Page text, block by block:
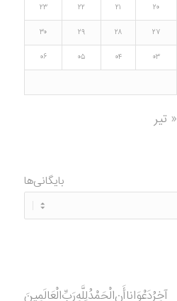
۲۰ ۲۱ ۲۲
۲۳
۲۷ ۲۸ ۲۹
۳۰
۰۳ ۰۴ ۰۵
۰۶
« تیر
بایگانی‌ها
آخِرُدَعْوَانا‌أَنِ‌الْحَمْدُ‌‌‌لِلَّهِ‌رَبِّ‌الْعَالَمِينَ